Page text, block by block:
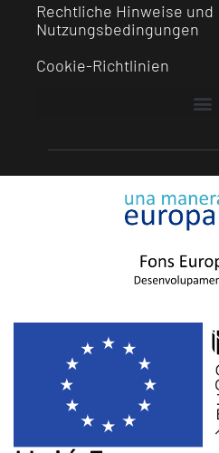
Rechtliche Hinweise und
Nutzungsbedingungen
Cookie-Richtlinien